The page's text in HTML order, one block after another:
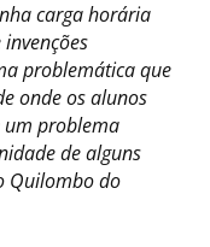
carga horária
problemática que
onde os alunos
um problema
de alguns
Quilombo do